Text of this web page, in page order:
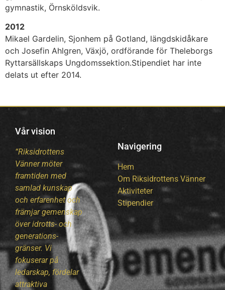
gymnastik, Örnsköldsvik.
2012
Mikael Gardelin, Sjonhem på Gotland, längdskidåkare
och Josefin Ahlgren, Växjö, ordförande för Theleborgs
Ryttarsällskaps Ungdomssektion.Stipendiet har inte
delats ut efter 2014.
Vår vision
“Riksidrottens
Vänner möter
framtiden med
samlad kunskap
och erfarenhet och
främjar gemenskap
över idrotts- och
generations-
gränser. Vi
fokuserar på
ledarskap, fördelar
attraktiva
Navigering
Hem
Om Riksidrottens Vänner
Aktiviteter
Stipendier